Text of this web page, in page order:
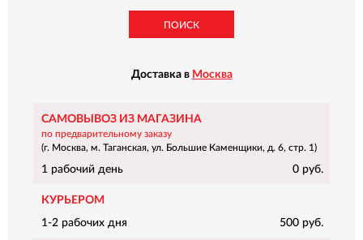
ПОИСК
Доставка в Москва
САМОВЫВОЗ ИЗ МАГАЗИНА
по предварительному заказу
(г. Москва, м. Таганская, ул. Большие Каменщики, д. 6, стр. 1)
1 рабочий день 0 руб.
КУРЬЕРОМ
1-2 рабочих дня
500 руб.